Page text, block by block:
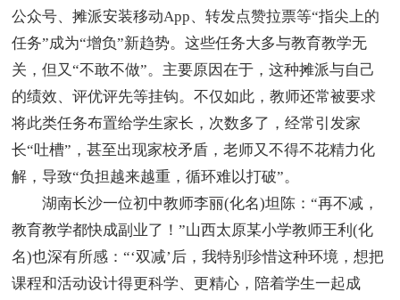
公众号、摊派安装移动App、转发点赞拉票等“指尖上的
任务”成为“增负”新趋势。这些任务大多与教育教学无
关，但又“不敢不做”。主要原因在于，这种摊派与自己
的绩效、评优评先等挂钩。不仅如此，教师还常被要求
将此类任务布置给学生家长，次数多了，经常引发家
长“吐槽”，甚至出现家校矛盾，老师又不得不花精力化
解，导致“负担越来越重，循环难以打破”。
湖南长沙一位初中教师李丽(化名)坦陈：“再不减，
教育教学都快成副业了！”山西太原某小学教师王利(化
名)也深有所感：“‘双减’后，我特别珍惜这种环境，想把
课程和活动设计得更科学、更精心，陪着学生一起成